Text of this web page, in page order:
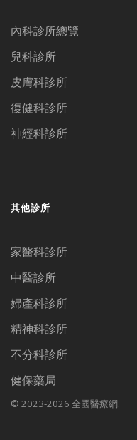
內科診所總覽
兒科診所
皮膚科診所
復健科診所
神經科診所
其他診所
家醫科診所
中醫診所
婦產科診所
精神科診所
不分科診所
健保藥局
© 2023-2026 全國醫療網.